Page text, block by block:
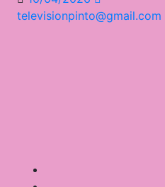
televisionpinto@gmail.com